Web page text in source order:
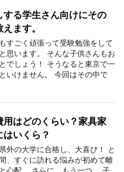
する学生さん向けにその
ます。
すごく頑張って受験勉強をして
思います。 そんな子供さんもお
でしょう！ そうなると東京で一
いけません。 今回はその中で
用はどのくらい？家具家
はいくら？
外の大学に合格し、大喜び！ と
、すぐに訪れる悩みが初めて離